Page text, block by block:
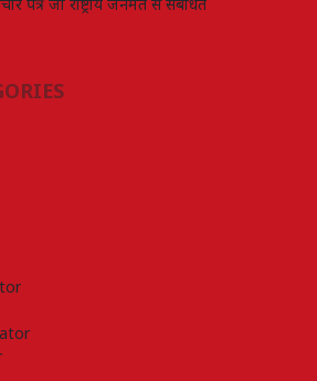
पत्र जो राष्ट्रीय जनमत से संबंधित